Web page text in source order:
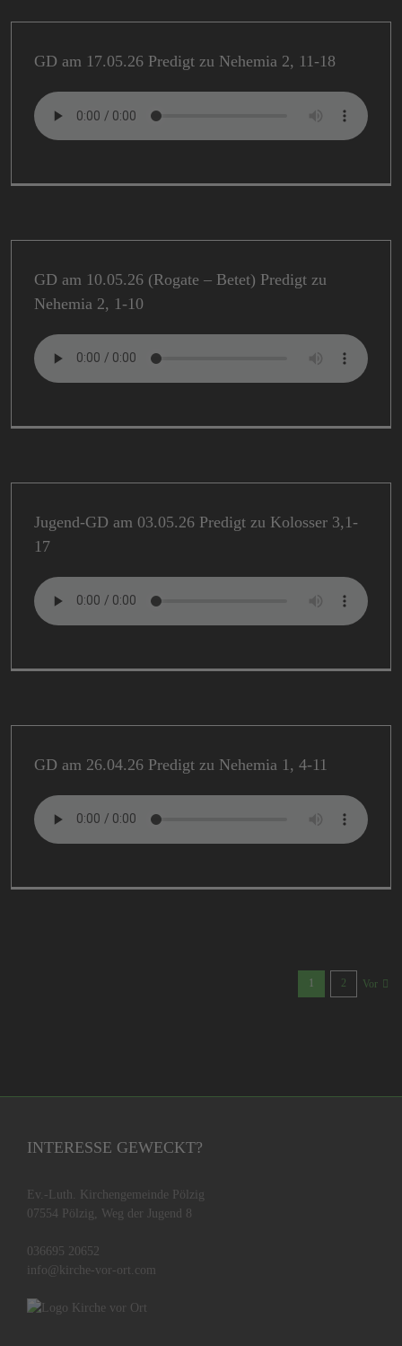
GD am 17.05.26 Predigt zu Nehemia 2, 11-18
GD am 10.05.26 (Rogate – Betet) Predigt zu
Nehemia 2, 1-10
Jugend-GD am 03.05.26 Predigt zu Kolosser 3,1-
17
GD am 26.04.26 Predigt zu Nehemia 1, 4-11
1 2 Vor
INTERESSE GEWECKT?
Ev.-Luth. Kirchengemeinde Pölzig
07554 Pölzig, Weg der Jugend 8
036695 20652
info@kirche-vor-ort.com